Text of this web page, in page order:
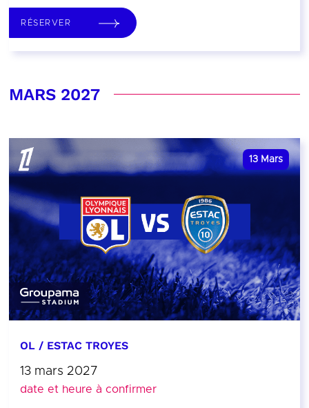
RÉSERVER
MARS 2027
13 Mars
OL / ESTAC TROYES
13 mars 2027
date et heure à confirmer